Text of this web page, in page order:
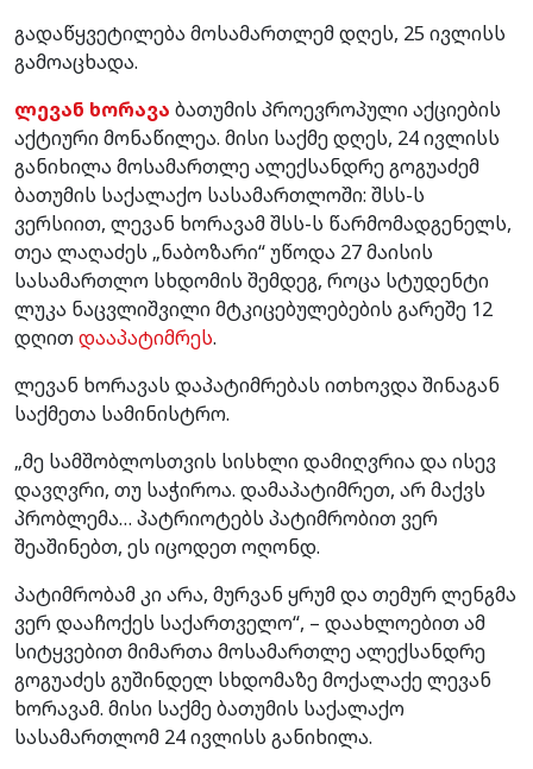
გადაწყვეტილება მოსამართლემ დღეს, 25 ივლისს
გამოაცხადა.
ლევან ხორავა ბათუმის პროევროპული აქციების
აქტიური მონაწილეა. მისი საქმე დღეს, 24 ივლისს
განიხილა მოსამართლე ალექსანდრე გოგუაძემ
ბათუმის საქალაქო სასამართლოში: შსს-ს
ვერსიით, ლევან ხორავამ შსს-ს წარმომადგენელს,
თეა ლაღაძეს „ნაბოზარი“ უწოდა 27 მაისის
სასამართლო სხდომის შემდეგ, როცა სტუდენტი
ლუკა ნაცვლიშვილი მტკიცებულებების გარეშე 12
დღით დააპატიმრეს.
ლევან ხორავას დაპატიმრებას ითხოვდა შინაგან
საქმეთა სამინისტრო.
„მე სამშობლოსთვის სისხლი დამიღვრია და ისევ
დავღვრი, თუ საჭიროა. დამაპატიმრეთ, არ მაქვს
პრობლემა… პატრიოტებს პატიმრობით ვერ
შეაშინებთ, ეს იცოდეთ ოღონდ.
პატიმრობამ კი არა, მურვან ყრუმ და თემურ ლენგმა
ვერ დააჩოქეს საქართველო“, – დაახლოებით ამ
სიტყვებით მიმართა მოსამართლე ალექსანდრე
გოგუაძეს გუშინდელ სხდომაზე მოქალაქე ლევან
ხორავამ. მისი საქმე ბათუმის საქალაქო
სასამართლომ 24 ივლისს განიხილა.